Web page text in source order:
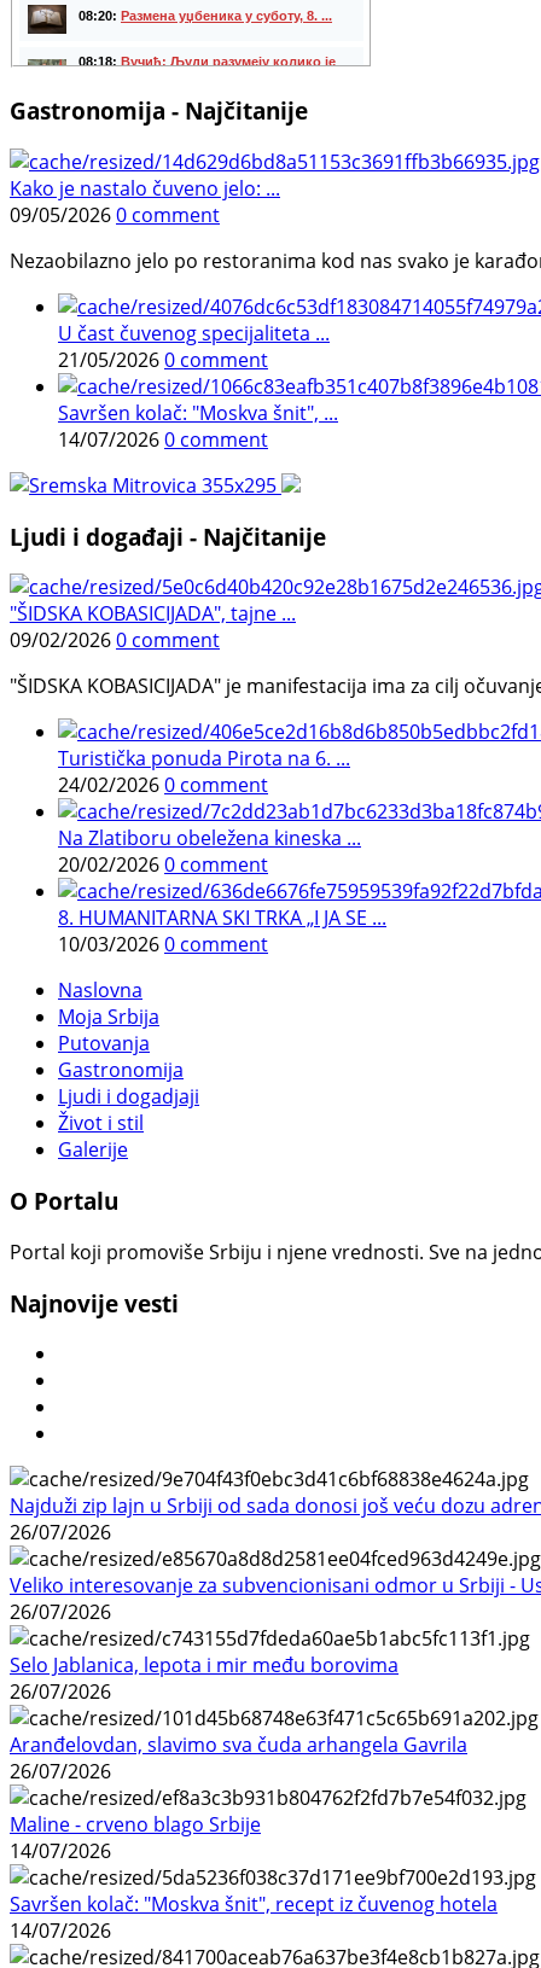
Gastronomija - Najčitanije
Kako je nastalo čuveno jelo: ...
09/05/20260 comment
Nezaobilazno jelo po restoranima kod nas svako je
U čast čuvenog specijaliteta ...
21/05/20260 comment
Savršen kolač: "Moskva šnit", ...
14/07/20260 comment
Ljudi i događaji - Najčitanije
"ŠIDSKA KOBASICIJADA", tajne ...
09/02/20260 comment
"ŠIDSKA KOBASICIJADA" je manifestacija ima za cilj
Turistička ponuda Pirota na 6. ...
24/02/20260 comment
Na Zlatiboru obeležena kineska ...
20/02/20260 comment
8. HUMANITARNA SKI TRKA „I JA SE ...
10/03/20260 comment
Naslovna
Moja Srbija
Putovanja
Gastronomija
Ljudi i dogadjaji
Život i stil
Galerije
O Portalu
Portal koji promoviše Srbiju i njene vrednosti. Sve na
Najnovije vesti
Najduži zip lajn u Srbiji od sada donosi još veću dozu
26/07/2026
Veliko interesovanje za subvencionisani odmor u Srbiji -
26/07/2026
Selo Jablanica, lepota i mir među borovima
26/07/2026
Aranđelovdan, slavimo sva čuda arhangela Gavrila
26/07/2026
Maline - crveno blago Srbije
14/07/2026
Savršen kolač: "Moskva šnit", recept iz čuvenog hotela
14/07/2026